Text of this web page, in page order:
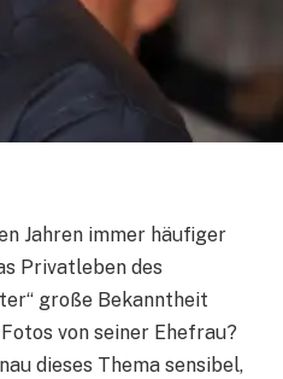
Jahren immer häufiger
Privatleben des
große Bekanntheit
von seiner Ehefrau?
dieses Thema sensibel,